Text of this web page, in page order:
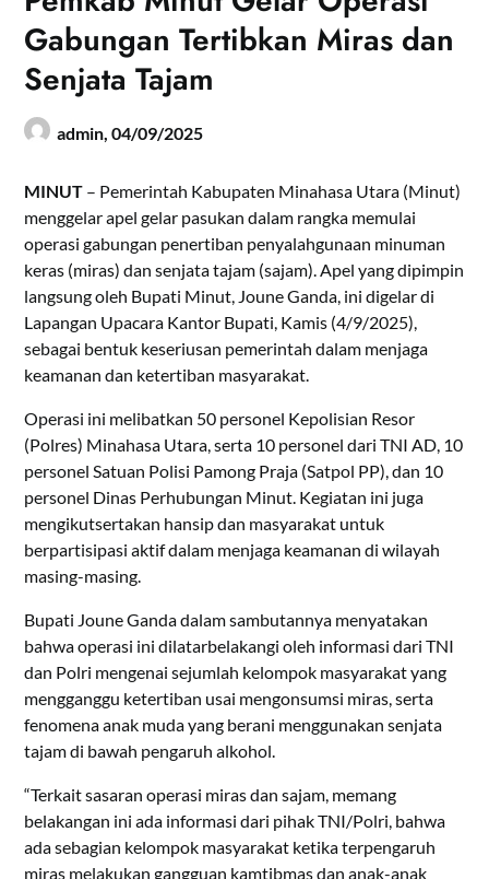
Gabungan Tertibkan Miras dan
Senjata Tajam
admin,04/09/2025
MINUT – Pemerintah Kabupaten Minahasa Utara (Minut)
menggelar apel gelar pasukan dalam rangka memulai
operasi gabungan penertiban penyalahgunaan minuman
keras (miras) dan senjata tajam (sajam). Apel yang dipimpin
langsung oleh Bupati Minut, Joune Ganda, ini digelar di
Lapangan Upacara Kantor Bupati, Kamis (4/9/2025),
sebagai bentuk keseriusan pemerintah dalam menjaga
keamanan dan ketertiban masyarakat.
Operasi ini melibatkan 50 personel Kepolisian Resor
(Polres) Minahasa Utara, serta 10 personel dari TNI AD, 10
personel Satuan Polisi Pamong Praja (Satpol PP), dan 10
personel Dinas Perhubungan Minut. Kegiatan ini juga
mengikutsertakan hansip dan masyarakat untuk
berpartisipasi aktif dalam menjaga keamanan di wilayah
masing-masing.
Bupati Joune Ganda dalam sambutannya menyatakan
bahwa operasi ini dilatarbelakangi oleh informasi dari TNI
dan Polri mengenai sejumlah kelompok masyarakat yang
mengganggu ketertiban usai mengonsumsi miras, serta
fenomena anak muda yang berani menggunakan senjata
tajam di bawah pengaruh alkohol.
“Terkait sasaran operasi miras dan sajam, memang
belakangan ini ada informasi dari pihak TNI/Polri, bahwa
ada sebagian kelompok masyarakat ketika terpengaruh
miras melakukan gangguan kamtibmas dan anak-anak